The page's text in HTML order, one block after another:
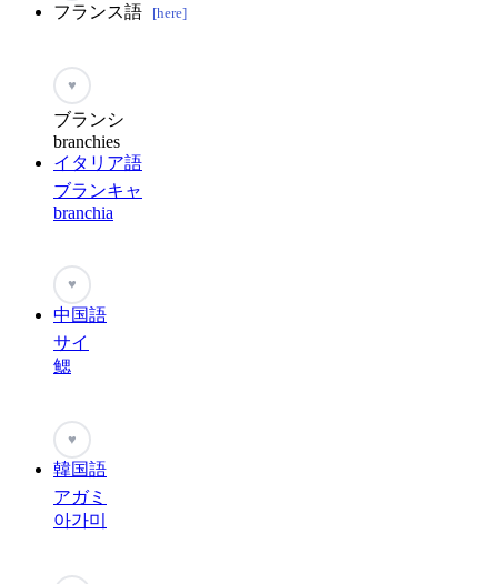
フランス語 [here]
♥
ブランシ
branchies
イタリア語
ブランキャ
branchia
♥
中国語
サイ
鳃
♥
韓国語
アガミ
아가미